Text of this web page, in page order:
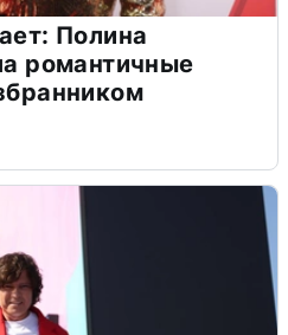
Полина
романтичные